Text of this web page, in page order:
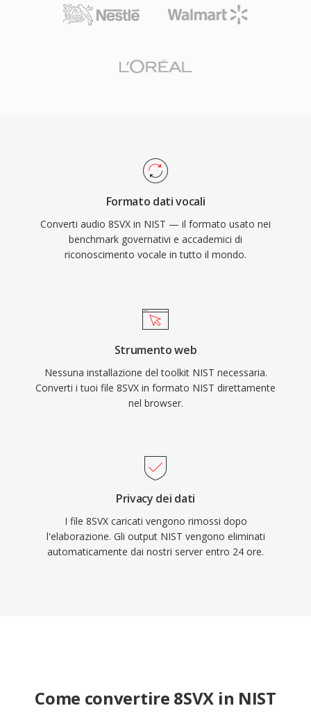
Formato dati vocali
Converti audio 8SVX in NIST — il formato usato nei
benchmark governativi e accademici di
riconoscimento vocale in tutto il mondo.
Strumento web
Nessuna installazione del toolkit NIST necessaria.
Converti i tuoi file 8SVX in formato NIST direttamente
nel browser.
Privacy dei dati
I file 8SVX caricati vengono rimossi dopo
l'elaborazione. Gli output NIST vengono eliminati
automaticamente dai nostri server entro 24 ore.
Come convertire 8SVX in NIST